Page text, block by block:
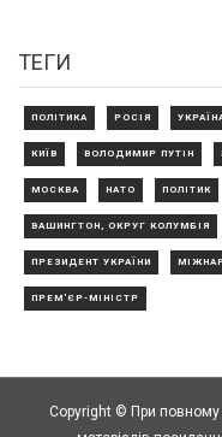
ТЕГИ
ПОЛІТИКА РОСІЯ
КИЇВ ВОЛОДИМИР ПУТІН
МОСКВА НАТО ПОЛІТИК
ВАШИНГТОН, ОКРУГ КОЛУМБІЯ
ПРЕЗИДЕНТ УКРАЇНИ
ПРЕМ'ЄР-МІНІСТР
Copyright © При повному